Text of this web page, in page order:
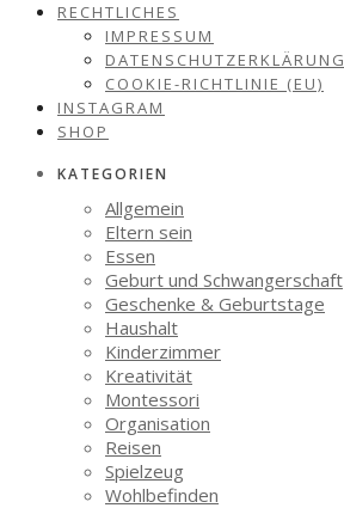
RECHTLICHES
IMPRESSUM
DATENSCHUTZERKLÄRUNG
COOKIE-RICHTLINIE (EU)
INSTAGRAM
SHOP
KATEGORIEN
Allgemein
Eltern sein
Essen
Geburt und Schwangerschaft
Geschenke & Geburtstage
Haushalt
Kinderzimmer
Kreativität
Montessori
Organisation
Reisen
Spielzeug
Wohlbefinden